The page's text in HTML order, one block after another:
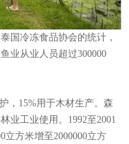
国冷冻食品协会的统计，
业从业人员超过300000
，15%用于木材生产。森
业工业使用。1992至2001
立方米增至2000000立方